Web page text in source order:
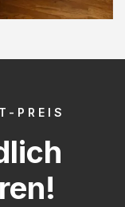
PREIS